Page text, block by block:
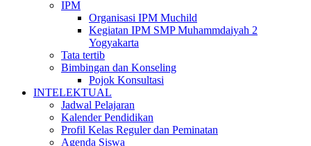
IPM
Organisasi IPM Muchild
Kegiatan IPM SMP Muhammdaiyah 2
Yogyakarta
Tata tertib
Bimbingan dan Konseling
Pojok Konsultasi
INTELEKTUAL
Jadwal Pelajaran
Kalender Pendidikan
Profil Kelas Reguler dan Peminatan
Agenda Siswa